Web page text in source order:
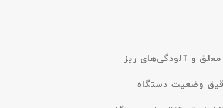
و آلودگی‌های ریز
وضعیت دستگاه